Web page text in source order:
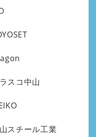
スコ中山
スチール工業